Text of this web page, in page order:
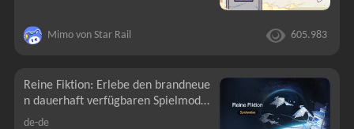
Mimo von Star Rail 605.983
Reine Fiktion: Erlebe den brandneue
n dauerhaft verfügbaren Spielmodus
und erhalte Stellare Jade sowie weit
de-de